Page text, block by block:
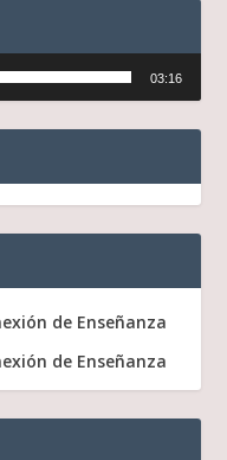
03:16